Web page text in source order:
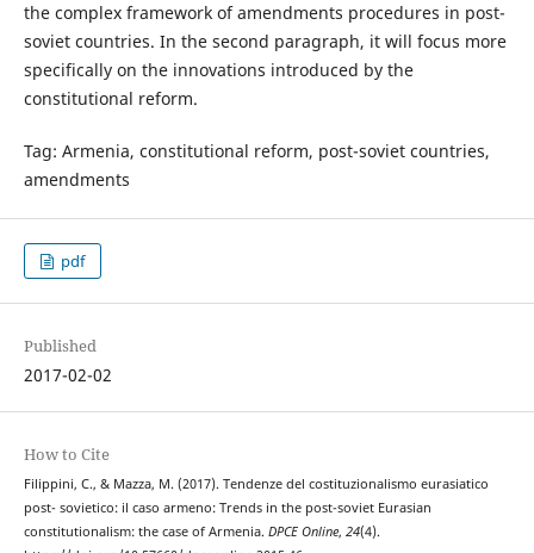
the complex framework of amendments procedures in post-
soviet countries. In the second paragraph, it will focus more
specifically on the innovations introduced by the
constitutional reform.
Tag: Armenia, constitutional reform, post-soviet countries,
amendments
pdf
Published
2017-02-02
How to Cite
Filippini, C., & Mazza, M. (2017). Tendenze del costituzionalismo eurasiatico
post- sovietico: il caso armeno: Trends in the post-soviet Eurasian
constitutionalism: the case of Armenia. DPCE Online, 24(4).